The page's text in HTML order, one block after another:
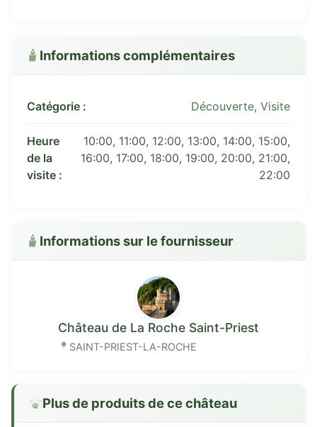
Informations complémentaires
Catégorie : Découverte, Visite
Heure
de la
visite :
10:00, 11:00, 12:00, 13:00, 14:00, 15:00,
16:00, 17:00, 18:00, 19:00, 20:00, 21:00,
22:00
Informations sur le fournisseur
Château de La Roche Saint-Priest
SAINT-PRIEST-LA-ROCHE
Plus de produits de ce château